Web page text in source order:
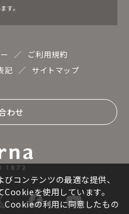
す。
ご利用規約
記
サイトマップ
わせ
コンテンツの最適な提供、
を使用しています。
Cookieの利用に同意したもの